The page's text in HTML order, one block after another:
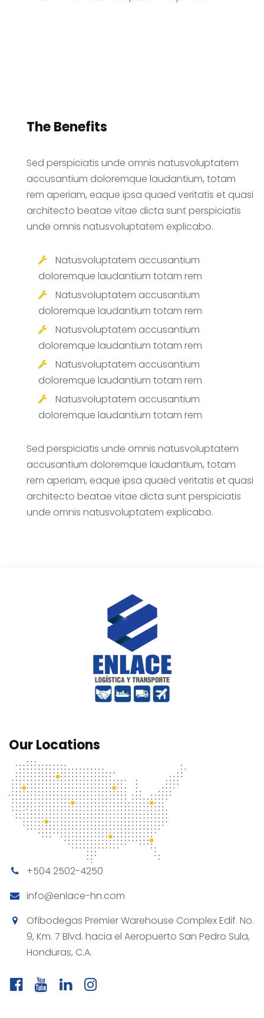
The Benefits
Sed perspiciatis unde omnis natusvoluptatem
accusantium doloremque laudantium, totam
rem aperiam, eaque ipsa quaed veritatis et quasi
architecto beatae vitae dicta sunt perspiciatis
unde omnis natusvoluptatem explicabo.
Natusvoluptatem accusantium
doloremque laudantium totam rem
Natusvoluptatem accusantium
doloremque laudantium totam rem
Natusvoluptatem accusantium
doloremque laudantium totam rem
Natusvoluptatem accusantium
doloremque laudantium totam rem
Natusvoluptatem accusantium
doloremque laudantium totam rem
Sed perspiciatis unde omnis natusvoluptatem
accusantium doloremque laudantium, totam
rem aperiam, eaque ipsa quaed veritatis et quasi
architecto beatae vitae dicta sunt perspiciatis
unde omnis natusvoluptatem explicabo.
Our Locations
+504 2502-4250
info@enlace-hn.com
Ofibodegas Premier Warehouse Complex Edif. No.
9, Km. 7 Blvd. hacia el Aeropuerto San Pedro Sula,
Honduras, C.A.